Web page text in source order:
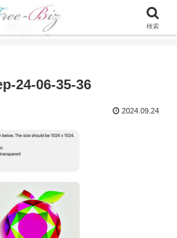
24-06-35-36
2024.09.24
検索